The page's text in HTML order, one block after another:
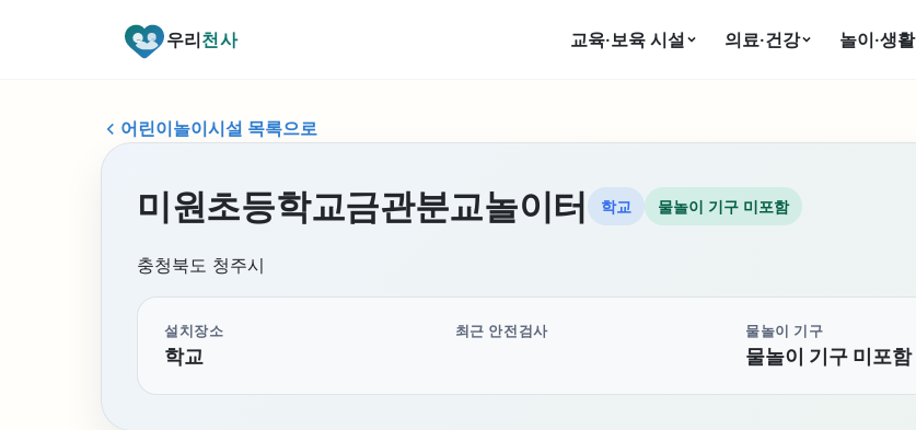
우리천사 교육·보육 시설 의료·건강 놀이·생활
어린이놀이시설 목록으로
미원초등학교금관분교놀이터 학교 물놀이 기구 미포함
충청북도 청주시
설치장소
학교
최근 안전검사 물놀이 기구
물놀이 기구 미포함